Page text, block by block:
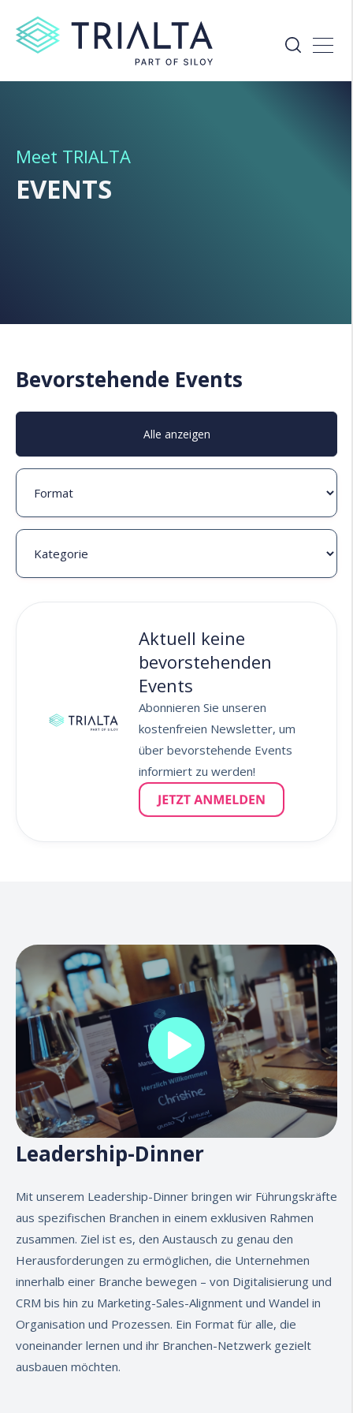
Meet TRIALTA
EVENTS
Bevorstehende Events
Alle anzeigen
Aktuell keine
bevorstehenden
Events
Abonnieren Sie unseren
kostenfreien Newsletter, um
über bevorstehende Events
informiert zu werden!
Leadership-Dinner
Mit unserem Leadership-Dinner bringen wir Führungskräfte
aus spezifischen Branchen in einem exklusiven Rahmen
zusammen. Ziel ist es, den Austausch zu genau den
Herausforderungen zu ermöglichen, die Unternehmen
innerhalb einer Branche bewegen – von Digitalisierung und
CRM bis hin zu Marketing-Sales-Alignment und Wandel in
Organisation und Prozessen. Ein Format für alle, die
voneinander lernen und ihr Branchen-Netzwerk gezielt
ausbauen möchten.